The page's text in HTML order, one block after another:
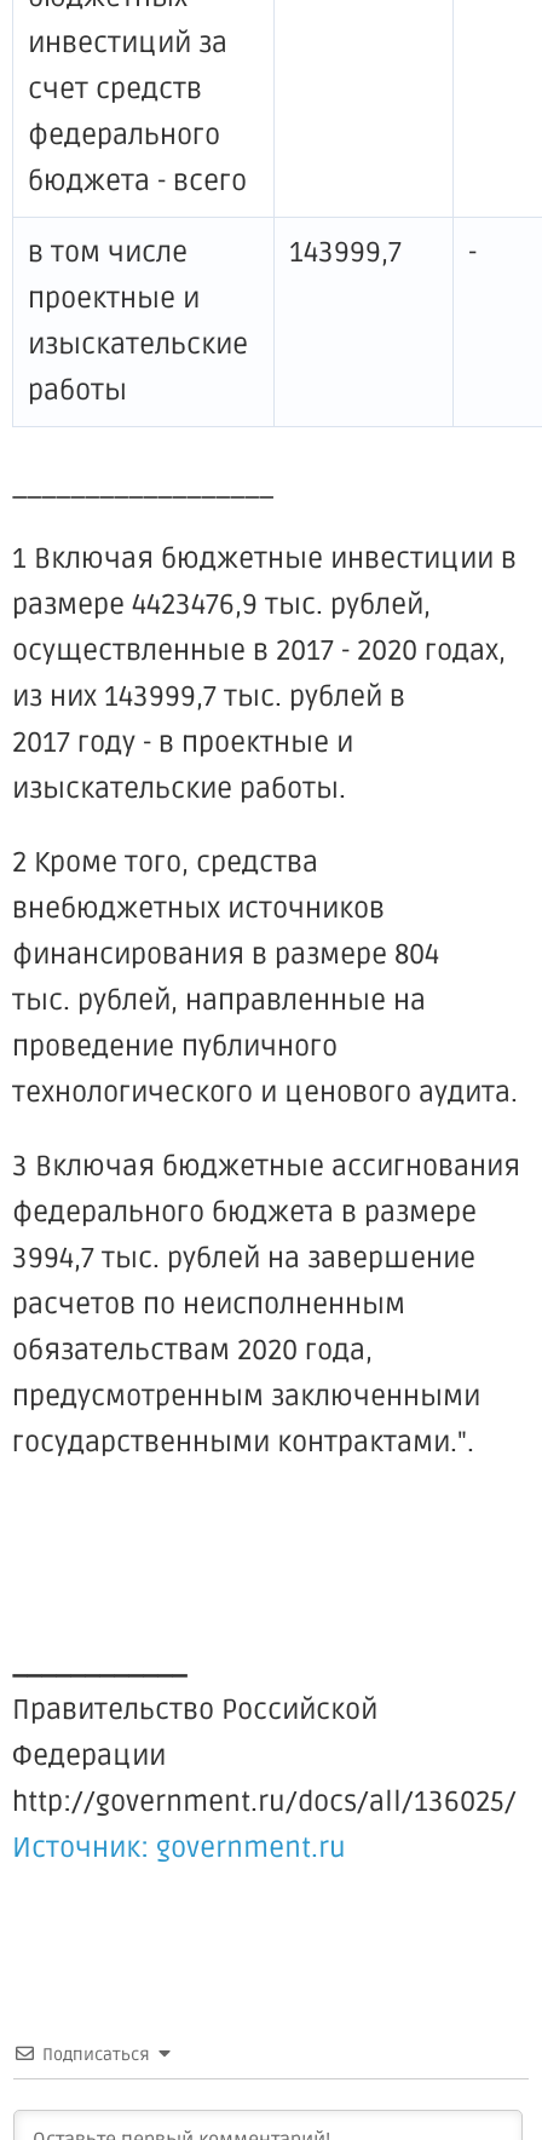
инвестиций за
счет средств
федерального
бюджета - всего
в том числе
проектные и
изыскательские
работы
143999,7 -
1 Включая бюджетные инвестиции в
размере 4423476,9 тыс. рублей,
осуществленные в 2017 - 2020 годах,
из них 143999,7 тыс. рублей в
2017 году - в проектные и
изыскательские работы.
2 Кроме того, средства
внебюджетных источников
финансирования в размере 804
тыс. рублей, направленные на
проведение публичного
технологического и ценового аудита.
3 Включая бюджетные ассигнования
федерального бюджета в размере
3994,7 тыс. рублей на завершение
расчетов по неисполненным
обязательствам 2020 года,
предусмотренным заключенными
государственными контрактами.".
Правительство Российской
Федерации
http://government.ru/docs/all/136025/
Источник: government.ru
Подписаться